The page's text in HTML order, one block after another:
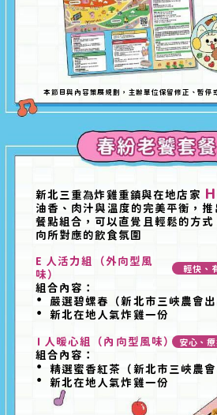
本 節 目與內容策展規劃，主辦單位保留修正、暫停
新北三重為炸雞重鎮與在地店家
油香、肉汁與溫度的完美平衡，
餐點組合
可以直覺且輕鬆的方式
向所對應的飲 食氛圍
E 人活力組（外向型風
味）
組合內容：
嚴選碧螺春（新北市三峽農會出
新北在地人氣炸雞一份
I 人暖心組（內向型風味） 安心、
組合內容：
精選蜜香紅茶（新北市三峽農會
新北在地人氣炸雞一份